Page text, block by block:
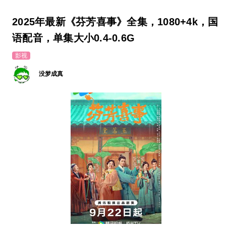
2025年最新《芬芳喜事》全集，1080+4k，国
语配音，单集大小0.4-0.6G
影视
没梦成真